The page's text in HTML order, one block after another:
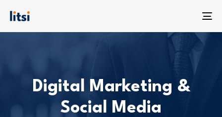
Digital Marketing &
Social Media